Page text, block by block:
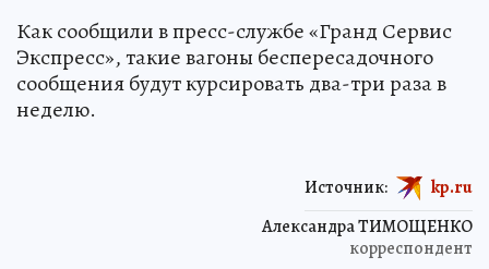
Как сообщили в пресс-службе «Гранд Сервис
Экспресс», такие вагоны беспересадочного
сообщения будут курсировать два-три раза в
неделю.
Александра ТИМОЩЕНКО
корреспондент
Источник: kp.ru